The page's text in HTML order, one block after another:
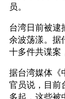
员。
台湾日前被逮
余波荡漾。据
十多件共谍案
据台湾媒体《
官员说，目前
多起，这些被